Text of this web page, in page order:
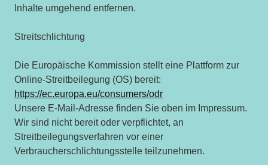
Inhalte umgehend entfernen.
Streitschlichtung
Die Europäische Kommission stellt eine Plattform zur
Online-Streitbeilegung (OS) bereit:
https://ec.europa.eu/consumers/odr
Unsere E-Mail-Adresse finden Sie oben im Impressum.
Wir sind nicht bereit oder verpflichtet, an
Streitbeilegungsverfahren vor einer
Verbraucherschlichtungsstelle teilzunehmen.